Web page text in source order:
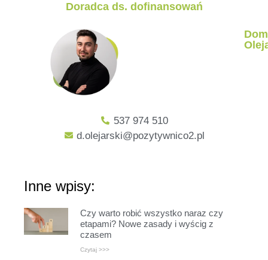
Doradca ds. dofinansowań
537 974 510
d.olejarski@pozytywnico2.pl
Inne wpisy:
Czy warto robić wszystko naraz czy
etapami? Nowe zasady i wyścig z
czasem
Czytaj >>>